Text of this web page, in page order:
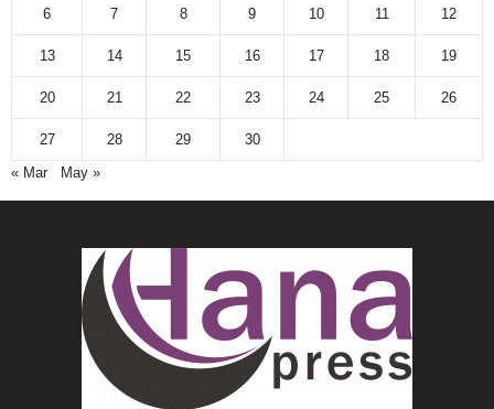
6 7 8 9 10 11 12
13 14 15 16 17 18 19
20 21 22 23 24 25 26
27 28 29
30
« Mar
May »